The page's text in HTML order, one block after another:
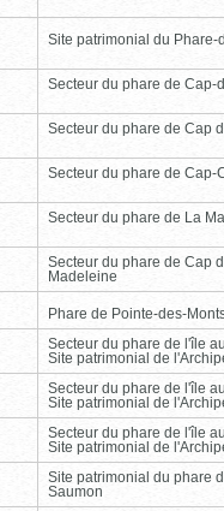
Site patrimonial du Phare-
Secteur du phare de Cap-
Secteur du phare de Cap
Secteur du phare de Cap-
Secteur du phare de La
Secteur du phare de Cap
Madeleine
Phare de Pointe-des-
Secteur du phare de l'île
Site patrimonial de
Secteur du phare de l'île
Site patrimonial de
Secteur du phare de l'île
Site patrimonial de
Site patrimonial du phare
Saumon